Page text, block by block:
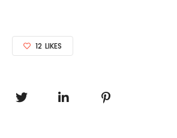
12 LIKES